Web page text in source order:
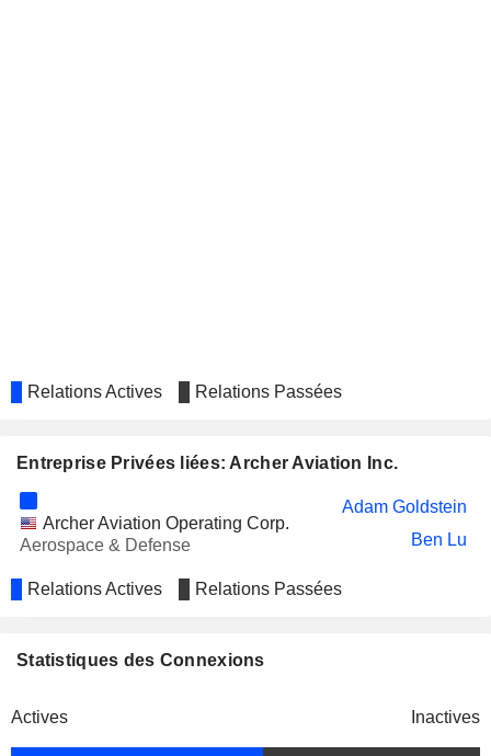
Relations Actives Relations Passées
Entreprise Privées liées: Archer Aviation Inc.
Archer Aviation Operating Corp.
Aerospace & Defense
Adam Goldstein
Ben Lu
Relations Actives Relations Passées
Statistiques des Connexions
Actives Inactives